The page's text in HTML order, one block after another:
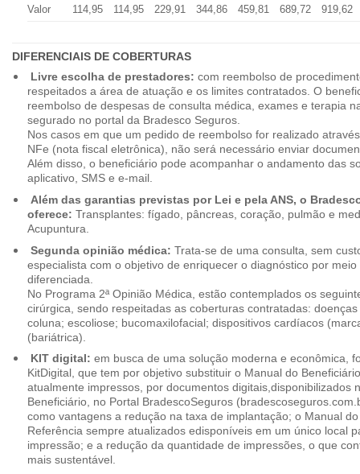
Valor 114,95 114,95 229,91 344,86 459,81 689,72 919,62
DIFERENCIAIS DE COBERTURAS
Livre escolha de prestadores: com reembolso de
respeitados a área de atuação e os limites contratados. O
reembolso de despesas de consulta médica, exames e terapia
segurado no portal da Bradesco Seguros.
Nos casos em que um pedido de reembolso for realizado
NFe (nota fiscal eletrônica), não será necessário enviar
Além disso, o beneficiário pode acompanhar o andamento das
aplicativo, SMS e e-mail.
Além das garantias previstas por Lei e pela ANS, o
oferece: Transplantes: fígado, pâncreas, coração, pulmão e
Acupuntura.
Segunda opinião médica: Trata-se de uma consulta, sem
especialista com o objetivo de enriquecer o diagnóstico por
diferenciada.
No Programa 2ª Opinião Médica, estão contemplados os
cirúrgica, sendo respeitadas as coberturas contratadas:
coluna; escoliose; bucomaxilofacial; dispositivos cardíacos
(bariátrica).
KIT digital: em busca de uma solução moderna e econômica,
KitDigital, que tem por objetivo substituir o Manual do
atualmente impressos, por documentos digitais,disponibilizados
Beneficiário, no Portal BradescoSeguros
como vantagens a redução na taxa de implantação; o Manual
Referência sempre atualizados edisponíveis em um único local
impressão; e a redução da quantidade de impressões, o que
mais sustentável.